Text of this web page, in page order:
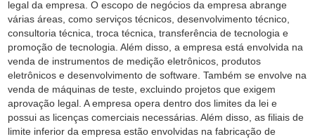
legal da empresa. O escopo de negócios da empresa abrange
várias áreas, como serviços técnicos, desenvolvimento técnico,
consultoria técnica, troca técnica, transferência de tecnologia e
promoção de tecnologia. Além disso, a empresa está envolvida na
venda de instrumentos de medição eletrônicos, produtos
eletrônicos e desenvolvimento de software. Também se envolve na
venda de máquinas de teste, excluindo projetos que exigem
aprovação legal. A empresa opera dentro dos limites da lei e
possui as licenças comerciais necessárias. Além disso, as filiais de
limite inferior da empresa estão envolvidas na fabricação de